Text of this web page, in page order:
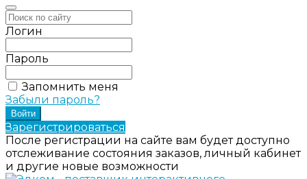
Логин
Пароль
Запомнить меня
Забыли пароль?
Зарегистрироваться
После регистрации на сайте вам будет доступно
отслеживание состояния заказов, личный кабинет
и другие новые возможности